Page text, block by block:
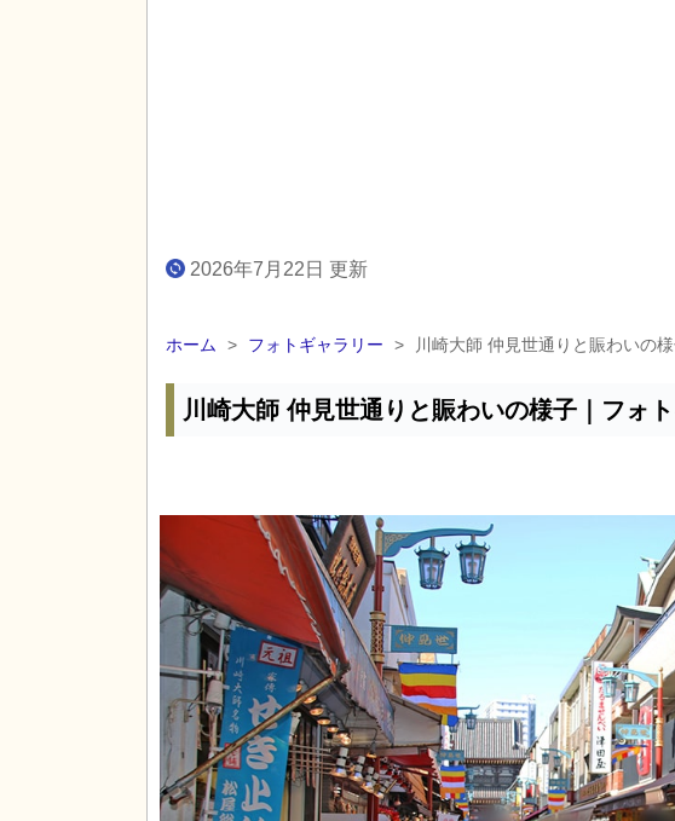
2026年7月22日 更新
ホーム > フォトギャラリー > 川崎大師 仲見世通りと賑わいの
川崎大師 仲見世通りと賑わいの様子｜フォ